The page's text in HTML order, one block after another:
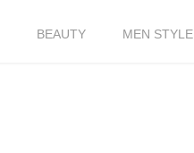
BEAUTY MEN STYLE